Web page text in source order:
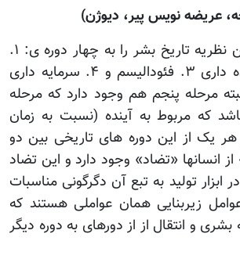
عریضه نویس پیر، دیوژن)
کارل مارکس در این نظریه تاریخ بشر را به چهار دوره ی: ۱.
کمون اولیه ۲. برده داری ۳. فئودالیسم و ۴. سرمایه داری
مرحله پنجم هم وجود دارد که مرحله
که مربوط به آینده (نسبت به زمان
یک از این دوره های تاریخی بین دو
انسانها «تضاد» وجود دارد و این تضاد
ابزار تولید به تبع آن دگرگونی مناسبات
زیربنایی همان عواملی هستند که
و انتقال از از دورهای به دوره دیگر